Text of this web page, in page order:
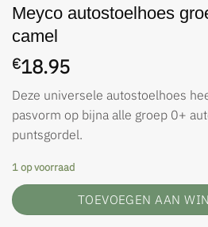
Meyco autostoelhoes
camel
€18.95
Deze universele autostoelhoes
pasvorm op bijna alle groep 0+
puntsgordel.
1 op voorraad
TOEVOEGEN AAN